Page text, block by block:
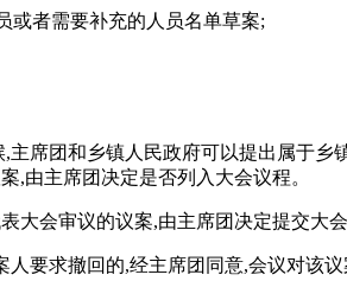
或者需要补充的人员名单草案;
席团和乡镇人民政府可以提出属于
,由主席团决定是否列入大会议程。
大会审议的议案,由主席团决定提交大会
要求撤回的,经主席团同意,会议对该议